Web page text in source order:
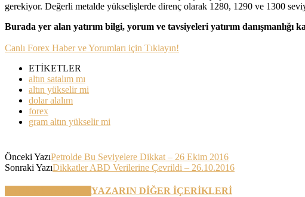
gerekiyor. Değerli metalde yükselişlerde direnç olarak 1280, 1290 ve 1300
Burada yer alan yatırım bilgi, yorum ve tavsiyeleri yatırım danışmanlığı
Canlı Forex Haber ve Yorumları için Tıklayın!
ETİKETLER
altın satalım mı
altın yükselir mi
dolar alalım
forex
gram altın yükselir mi
Önceki YazıPetrolde Bu Seviyelere Dikkat – 26 Ekim 2016
Sonraki YazıDikkatler ABD Verilerine Çevrildi – 26.10.2016
YAZARIN DİĞER İÇERİKLERİ